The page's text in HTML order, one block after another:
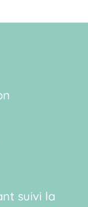
suivi la